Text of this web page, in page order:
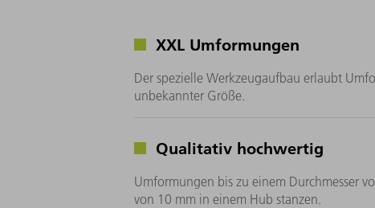
XXL Umformungen
Der spezielle Werkzeugaufbau erlaubt
unbekannter Größe.
Qualitativ hochwertig
Umformungen bis zu einem Durchmesser
von 10 mm in einem Hub stanzen.